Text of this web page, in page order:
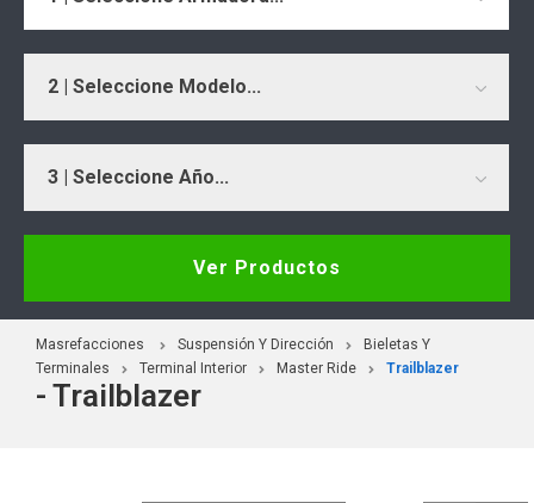
2 | Seleccione Modelo...
3 | Seleccione Año...
Ver Productos
Masrefacciones Suspensión Y Dirección
Bieletas Y
Terminales
Terminal Interior Master Ride Trailblazer
- Trailblazer